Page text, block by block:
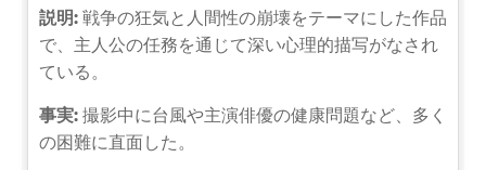
説明: 戦争の狂気と人間性の崩壊をテーマにした作品
で、主人公の任務を通じて深い心理的描写がなされ
ている。
事実: 撮影中に台風や主演俳優の健康問題など、多く
の困難に直面した。